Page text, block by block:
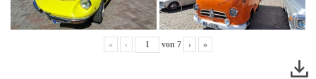
« ‹ von 7 › »